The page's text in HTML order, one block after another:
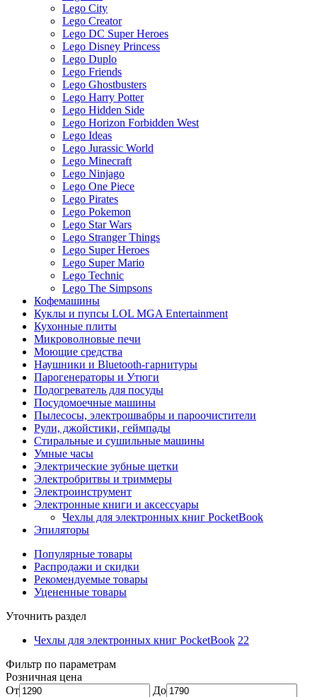
Lego City
Lego Creator
Lego DC Super Heroes
Lego Disney Princess
Lego Duplo
Lego Friends
Lego Ghostbusters
Lego Harry Potter
Lego Hidden Side
Lego Horizon Forbidden West
Lego Ideas
Lego Jurassic World
Lego Minecraft
Lego Ninjago
Lego One Piece
Lego Pirates
Lego Pokemon
Lego Star Wars
Lego Stranger Things
Lego Super Heroes
Lego Super Mario
Lego Technic
Lego The Simpsons
Кофемашины
Куклы и пупсы LOL MGA Entertainment
Кухонные плиты
Микроволновые печи
Моющие средства
Наушники и Bluetooth-гарнитуры
Парогенераторы и Утюги
Подогреватель для посуды
Посудомоечные машины
Пылесосы, электрошвабры и пароочистители
Рули, джойстики, геймпады
Стиральные и сушильные машины
Умные часы
Электрические зубные щетки
Электробритвы и триммеры
Электроинструмент
Электронные книги и аксессуары
Чехлы для электронных книг PocketBook
Эпиляторы
Популярные товары
Распродажи и скидки
Рекомендуемые товары
Уцененные товары
Уточнить раздел
Чехлы для электронных книг PocketBook 22
Фильтр по параметрам
Розничная цена
От
До